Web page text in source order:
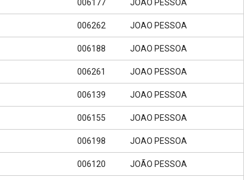
006177 JOAO PESSOA
006262 JOAO PESSOA
006188 JOAO PESSOA
006261 JOAO PESSOA
006139 JOAO PESSOA
006155 JOAO PESSOA
006198 JOAO PESSOA
006120 JOÃO PESSOA